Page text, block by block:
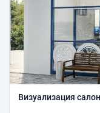
Визуализация